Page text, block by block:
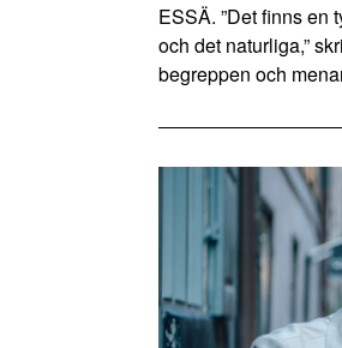
ESSÄ. ”Det finns
och det naturliga,”
begreppen och